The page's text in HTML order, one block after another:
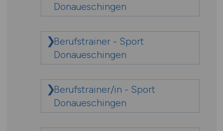
Donaueschingen
Berufstrainer - Sport
Donaueschingen
Berufstrainer/in - Sport
Donaueschingen